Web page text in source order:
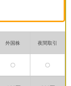
外国株 夜間取引
〇 〇